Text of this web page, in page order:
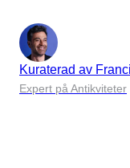
Kuraterad av
Expert på Antikviteter